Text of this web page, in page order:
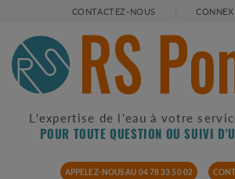
CONTACTEZ-NOUS
L'expertise de l'eau à votre
POUR TOUTE QUESTION OU SUIVI
APPELEZ-NOUS AU 04 78 33 50 02